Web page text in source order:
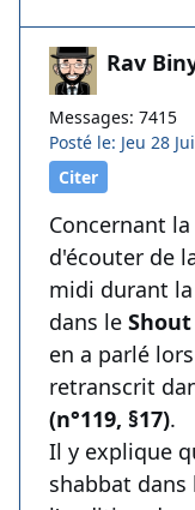
Rav
Messages: 7415
Posté le: Jeu 28
Citer
Concernant
d'écouter de
midi durant
dans le
en a parlé
retranscrit
(n°119, §17).
Il y explique
shabbat